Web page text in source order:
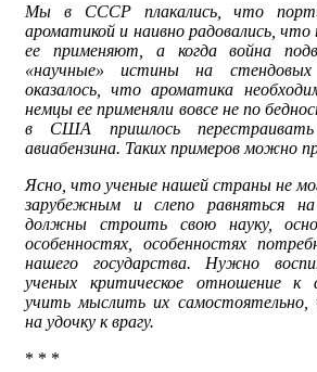
Мы в СССР плакались, что
ароматикой и наивно радовались,
ее применяют, а когда война
«научные» истины на
оказалось, что ароматика
немцы ее применяли вовсе не по
в США пришлось перестраивать
авиабензина. Таких примеров можно
Ясно, что ученые нашей страны не
зарубежным и слепо равняться
должны строить свою науку,
особенностях, особенностях
нашего государства. Нужно
ученых критическое отношение к
учить мыслить их
на удочку к врагу.
* * *